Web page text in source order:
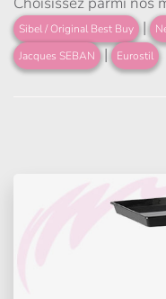
Sibel / Original Best Buy |
Jacques SEBAN | Eurostil